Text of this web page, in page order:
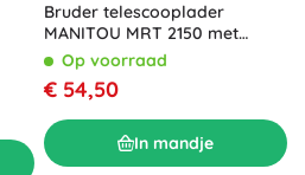
Bruder telescooplader
MANITOU MRT 2150 met
accessoires 1:16
Op voorraad
€ 54,50
In mandje